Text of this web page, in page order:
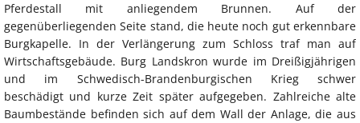
Pferdestall mit anliegendem Brunnen. Auf der
gegenüberliegenden Seite stand, die heute noch gut erkennbare
Burgkapelle. In der Verlängerung zum Schloss traf man auf
Wirtschaftsgebäude. Burg Landskron wurde im Dreißigjährigen
und im Schwedisch-Brandenburgischen Krieg schwer
beschädigt und kurze Zeit später aufgegeben. Zahlreiche alte
Baumbestände befinden sich auf dem Wall der Anlage, die aus